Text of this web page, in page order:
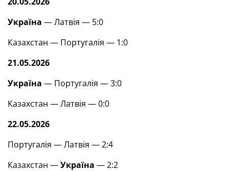
Україна — Латвія — 5:0
Казахстан — Португалія — 1:0
21.05.2026
Україна — Португалія —3:0
Казахстан — Латвія — 0:0
22.05.2026
Португалія — Латвія — 2:4
Казахстан —Україна — 2:2